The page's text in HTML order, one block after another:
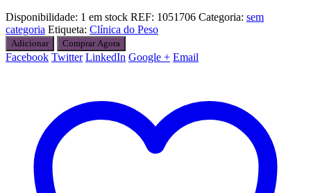
Disponibilidade: 1 em stock REF: 1051706 Categoria: sem
categoria Etiqueta: Clínica do Peso
Adicionar Comprar Agora
Facebook Twitter LinkedIn Google + Email